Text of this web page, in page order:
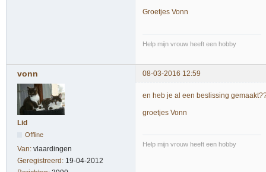
Groetjes Vonn
Help mijn vrouw heeft een hobby
vonn 08-03-2016 12:59
Lid
Offline
Van: vlaardingen
Geregistreerd: 19-04-2012
en heb je al een beslissing
groetjes Vonn
Help mijn vrouw heeft een hobby